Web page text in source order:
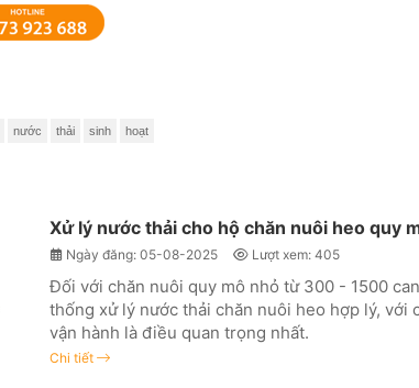
nước thải sinh hoạt
Xử lý nước thải cho hộ chăn nuôi heo quy
Ngày đăng: 05-08-2025 Lượt xem: 405
Đối với chăn nuôi quy mô nhỏ từ 300 - 1500
thống xử lý nước thải chăn nuôi heo hợp lý, với
vận hành là điều quan trọng nhất.
Chi tiết